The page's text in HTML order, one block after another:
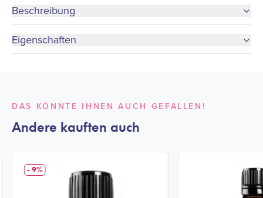
Beschreibung
Eigenschaften
DAS KÖNNTE IHNEN AUCH GEFALLEN!
Andere kauften auch
- 9%